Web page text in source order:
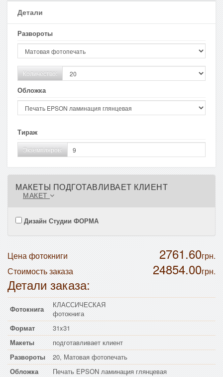
Детали
Развороты
Количество:
Обложка
Тираж
Экземпляров:
МАКЕТЫ ПОДГОТАВЛИВАЕТ КЛИЕНТ
МАКЕТ
Дизайн Студии ФОРМА
Цена фотокниги 2761.60грн.
24854.00грн.
Стоимость заказа
Детали заказа:
Фотокнига
КЛАССИЧЕСКАЯ
фотокнига
Формат
31x31
Макеты
подготавливает клиент
Развороты
20, Матовая фотопечать
Обложка
Печать EPSON ламинация глянцевая